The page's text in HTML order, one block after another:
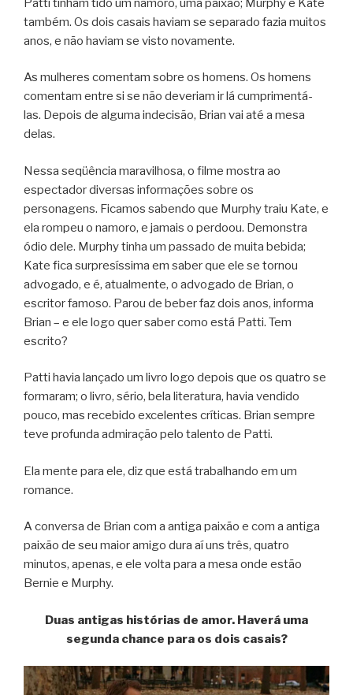
Patti tinham tido um namoro, uma paixão; Murphy e Kate
também. Os dois casais haviam se separado fazia muitos
anos, e não haviam se visto novamente.
As mulheres comentam sobre os homens. Os homens
comentam entre si se não deveriam ir lá cumprimentá-
las. Depois de alguma indecisão, Brian vai até a mesa
delas.
Nessa seqüência maravilhosa, o filme mostra ao
espectador diversas informações sobre os
personagens. Ficamos sabendo que Murphy traiu Kate, e
ela rompeu o namoro, e jamais o perdoou. Demonstra
ódio dele. Murphy tinha um passado de muita bebida;
Kate fica surpresíssima em saber que ele se tornou
advogado, e é, atualmente, o advogado de Brian, o
escritor famoso. Parou de beber faz dois anos, informa
Brian – e ele logo quer saber como está Patti. Tem
escrito?
Patti havia lançado um livro logo depois que os quatro se
formaram; o livro, sério, bela literatura, havia vendido
pouco, mas recebido excelentes críticas. Brian sempre
teve profunda admiração pelo talento de Patti.
Ela mente para ele, diz que está trabalhando em um
romance.
A conversa de Brian com a antiga paixão e com a antiga
paixão de seu maior amigo dura aí uns três, quatro
minutos, apenas, e ele volta para a mesa onde estão
Bernie e Murphy.
Duas antigas histórias de amor. Haverá uma
segunda chance para os dois casais?